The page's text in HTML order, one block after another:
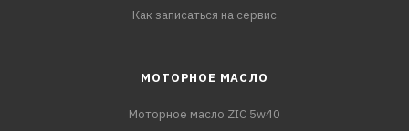
Как записаться на сервис
МОТОРНОЕ МАСЛО
Моторное масло ZIC 5w40